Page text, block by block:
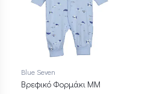
Blue Seven
Βρεφικό Φορμάκι ΜΜ